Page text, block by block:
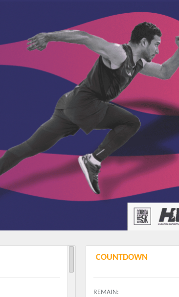
COUNTDOWN
REMAIN: